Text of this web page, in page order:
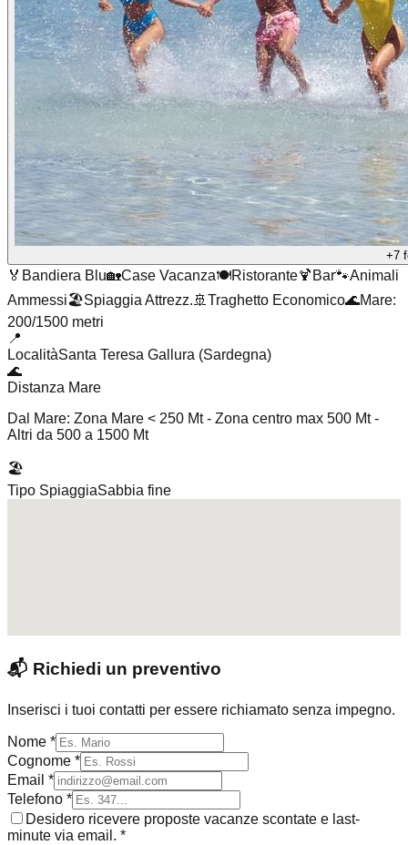
+7
🏅 Bandiera Blu🏡Case Vacanza🍽️Ristorante🍹 Bar🐾Animali
Ammessi🏖️Spiaggia Attrezz. 🚢 Traghetto Economico🌊Mare:
200/1500 metri
📍
LocalitàSanta Teresa Gallura (Sardegna)
🌊
Distanza Mare
Dal Mare: Zona Mare < 250 Mt - Zona centro max 500 Mt -
Altri da 500 a 1500 Mt
🏖️
Tipo SpiaggiaSabbia fine
📬 Richiedi un preventivo
Inserisci i tuoi contatti per essere richiamato senza impegno.
Nome *
Cognome *
Email *
Telefono *
Desidero ricevere proposte vacanze scontate e last-
minute via email. *